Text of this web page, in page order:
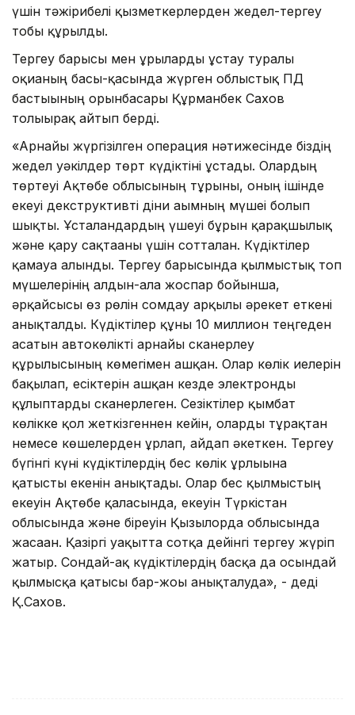
үшін тәжірибелі қызметкерлерден жедел-тергеу
тобы құрылды.
Тергеу барысы мен ұрыларды ұстау туралы
оқиғаның басы-қасында жүрген облыстық ПД
бастығының орынбасары Құрманбек Сахов
толығырақ айтып берді.
«Арнайы жүргізілген операция нәтижесінде біздің
жедел уәкілдер төрт күдіктіні ұстады. Олардың
төртеуі Ақтөбе облысының тұрғыны, оның ішінде
екеуі декструктивті діни ағымның мүшеі болып
шықты. Ұсталғандардың үшеуі бұрын қарақшылық
және қару сақтағаны үшін сотталған. Күдіктілер
қамауға алынды. Тергеу барысында қылмыстық топ
мүшелерінің алдын-ала жоспар бойынша,
әрқайсысы өз рөлін сомдау арқылы әрекет еткені
анықталды. Күдіктілер құны 10 миллион теңгеден
асатын автокөлікті арнайы сканерлеу
құрылғысының көмегімен ашқан. Олар көлік иелерін
бақылап, есіктерін ашқан кезде электронды
құлыптарды сканерлеген. Сезіктілер қымбат
көлікке қол жеткізгеннен кейін, оларды тұрақтан
немесе көшелерден ұрлап, айдап әкеткен. Тергеу
бүгінгі күні күдіктілердің бес көлік ұрлығына
қатысты екенін анықтады. Олар бес қылмыстың
екеуін Ақтөбе қаласында, екеуін Түркістан
облысында және біреуін Қызылорда облысында
жасаған. Қазіргі уақытта сотқа дейінгі тергеу жүріп
жатыр. Сондай-ақ күдіктілердің басқа да осындай
қылмысқа қатысы бар-жоғы анықталуда», - деді
Қ.Сахов.